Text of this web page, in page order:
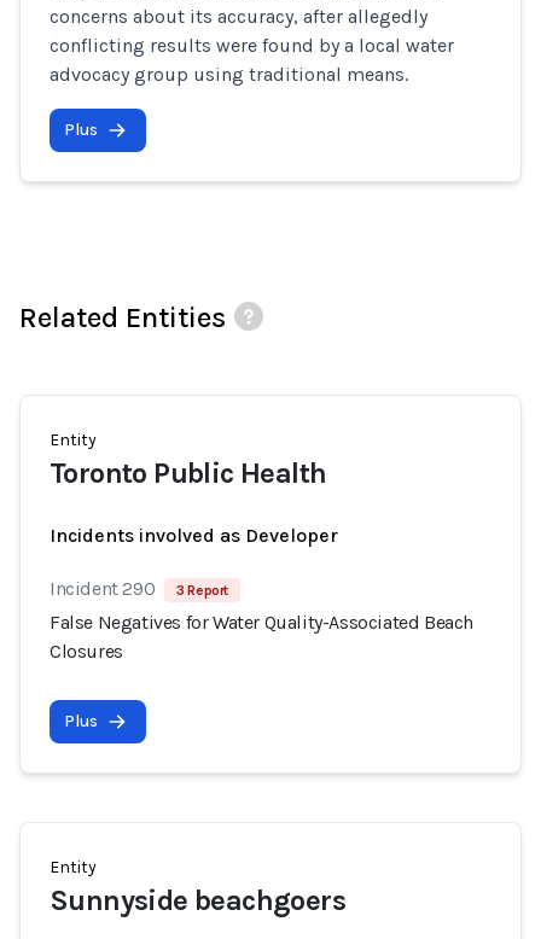
concerns about its accuracy, after allegedly
conflicting results were found by a local water
advocacy group using traditional means.
Plus
Related Entities
Entity
Toronto Public Health
Incidents involved as Developer
Incident 290 3 Report
False Negatives for Water Quality-Associated Beach
Closures
Plus
Entity
Sunnyside beachgoers